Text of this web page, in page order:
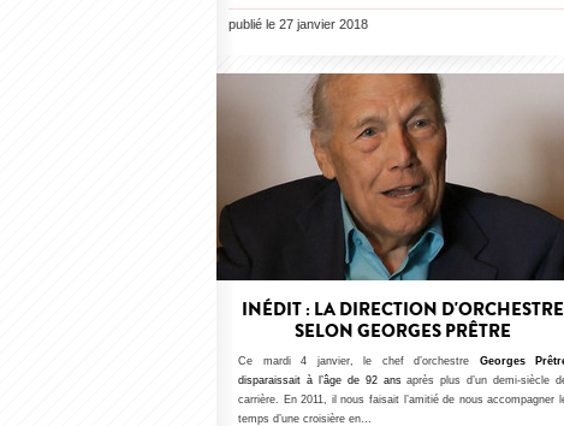
publié le 27 janvier 2018
INÉDIT : LA DIRECTION D'ORCHESTRE
SELON GEORGES PRÊTRE
Ce mardi 4 janvier, le chef d’orchestre Georges
disparaissait à l’âge de 92 ansaprès plus d’un demi-siècle
carrière. En 2011, il nous faisait l’amitié de nous accompagner
temps d’une croisière en…